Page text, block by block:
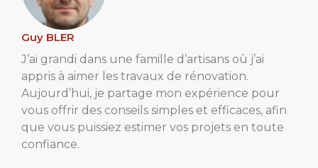
Guy BLER
J’ai grandi dans une famille d’artisans où j’ai
appris à aimer les travaux de rénovation.
Aujourd’hui, je partage mon expérience pour
vous offrir des conseils simples et efficaces, afin
que vous puissiez estimer vos projets en toute
confiance.